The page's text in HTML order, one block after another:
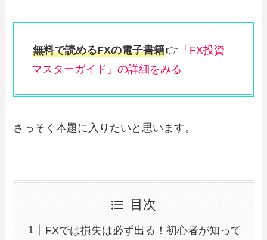
無料で読めるFXの電子書籍👉 「FX投資
マスターガイド」の詳細をみる
さっそく本題に入りたいと思います。
目次
FXでは損失は必ず出る！初心者が知って